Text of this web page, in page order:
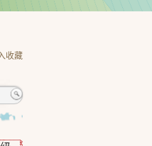
收藏